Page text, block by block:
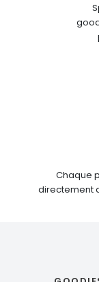
Chaque
directement